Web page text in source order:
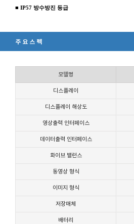
■ IP57 방수방진 등급
주요스펙
모델명
디스플레이
디스플레이 해상도
영상출력 인터페이스
데이터출력 인터페이스
화이브 밸런스
동영상 형식
이미지 형식
저장매체
배터리